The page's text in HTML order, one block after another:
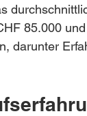
85.000
darunter